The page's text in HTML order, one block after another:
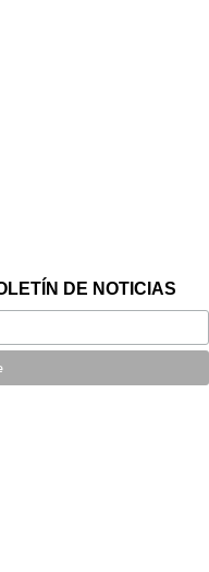
DE NOTICIAS